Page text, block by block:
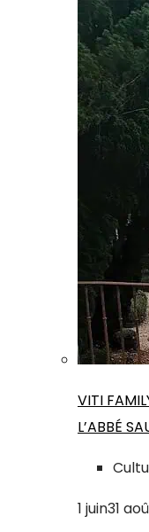
VITI
L’ABBÉ
1 juin31